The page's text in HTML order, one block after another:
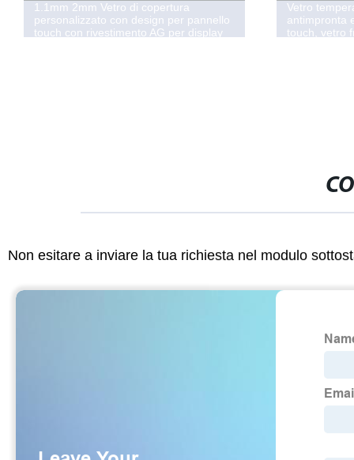
1.1mm 2mm Vetro di copertura
personalizzato con design per pannello
touch con rivestimento AG per display
Vetro
antimpronta
touch, vetro
Non esitare a inviare la tua richiesta nel modulo